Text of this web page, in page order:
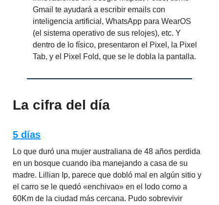
Gmail te ayudará a escribir emails con
inteligencia artificial, WhatsApp para WearOS
(el sistema operativo de sus relojes), etc. Y
dentro de lo físico, presentaron el Pixel, la Pixel
Tab, y el Pixel Fold, que se le dobla la pantalla.
La cifra del día
5 días
Lo que duró una mujer australiana de 48 años perdida
en un bosque cuando iba manejando a casa de su
madre. Lillian Ip, parece que dobló mal en algún sitio y
el carro se le quedó «enchivao» en el lodo como a
60Km de la ciudad más cercana. Pudo sobrevivir